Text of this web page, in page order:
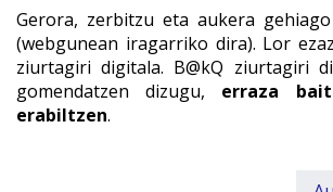
Gerora, zerbitzu eta aukera
(webgunean iragarriko dira). Lor
ziurtagiri digitala. B@kQ ziurtagiri
gomendatzen dizugu, erraza
erabiltzen.